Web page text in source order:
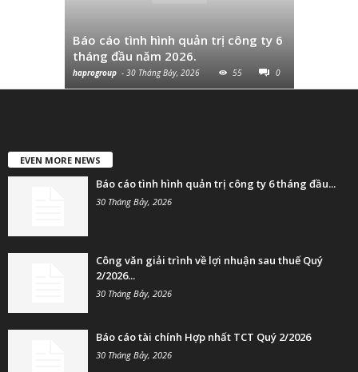
Báo cáo tình hình quản trị công ty 6
tháng đầu năm 2026.
haprogroup - 30 Tháng Bảy, 2026 55 0
EVEN MORE NEWS
Báo cáo tình hình quản trị công ty 6 tháng đầu...
30 Tháng Bảy, 2026
Công văn giải trình về lợi nhuận sau thuế Quý
2/2026...
30 Tháng Bảy, 2026
Báo cáo tài chính Hợp nhất TCT Quý 2/2026
30 Tháng Bảy, 2026